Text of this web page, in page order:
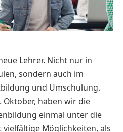
Lehrer. Nicht nur in
sondern auch im
und Umschulung.
Oktober, haben wir die
einmal unter die
vielfältige Möglichkeiten, als